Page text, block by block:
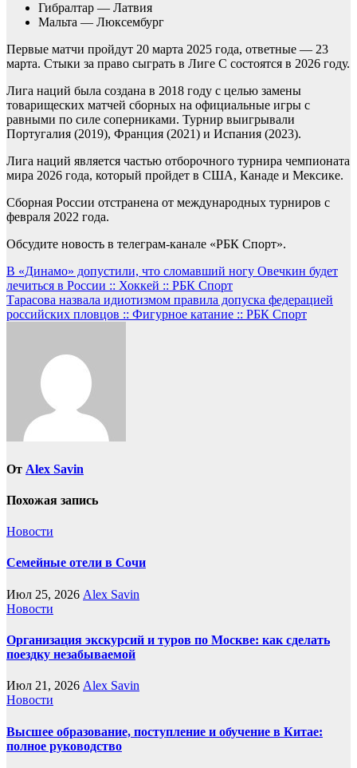
Гибралтар — Латвия
Мальта — Люксембург
Первые матчи пройдут 20 марта 2025 года, ответные — 23
марта. Стыки за право сыграть в Лиге С состоятся в 2026 году.
Лига наций была создана в 2018 году с целью замены
товарищеских матчей сборных на официальные игры с
равными по силе соперниками. Турнир выигрывали
Португалия (2019), Франция (2021) и Испания (2023).
Лига наций является частью отборочного турнира чемпионата
мира 2026 года, который пройдет в США, Канаде и Мексике.
Сборная России отстранена от международных турниров с
февраля 2022 года.
Обсудите новость в телеграм-канале «РБК Спорт».
Навигация
по
записям
В «Динамо» допустили, что сломавший ногу Овечкин будет
лечиться в России :: Хоккей :: РБК Спорт
Тарасова назвала идиотизмом правила допуска федерацией
российских пловцов :: Фигурное катание :: РБК Спорт
От Alex Savin
Похожая запись
Новости
Семейные отели в Сочи
Июл 25, 2026 Alex Savin
Новости
Организация экскурсий и туров по Москве: как сделать
поездку незабываемой
Июл 21, 2026 Alex Savin
Новости
Высшее образование, поступление и обучение в Китае:
полное руководство